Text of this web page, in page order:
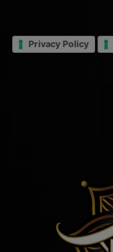
Privacy Policy